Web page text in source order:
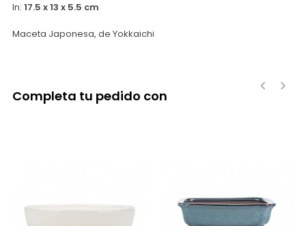
In: 17.5 x 13 x 5.5 cm
Maceta Japonesa, de Yokkaichi
Completa tu pedido con